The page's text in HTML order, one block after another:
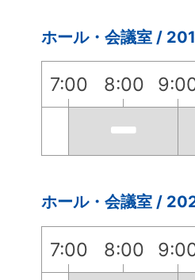
ホール・会議室 /
7:00 8:00
ホール・会議室 /
7:00 8:00